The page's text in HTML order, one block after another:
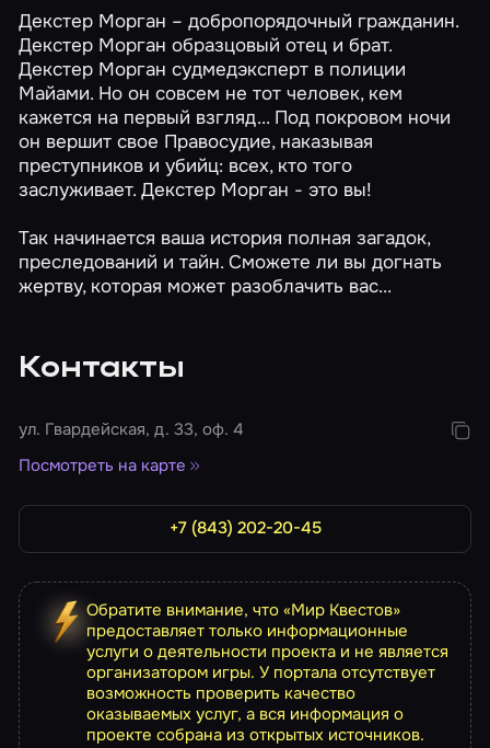
Декстер Морган – добропорядочный гражданин.
Декстер Морган образцовый отец и брат.
Декстер Морган судмедэксперт в полиции
Майами. Но он совсем не тот человек, кем
кажется на первый взгляд... Под покровом ночи
он вершит свое Правосудие, наказывая
преступников и убийц: всех, кто того
заслуживает. Декстер Морган - это вы!
Так начинается ваша история полная загадок,
преследований и тайн. Сможете ли вы догнать
жертву, которая может разоблачить вас...
Контакты
ул. Гвардейская, д. 33, оф. 4
Посмотреть на карте
+7 (843) 202-20-45
Обратите внимание, что «Мир Квестов»
предоставляет только информационные
услуги о деятельности проекта и не является
организатором игры. У портала отсутствует
возможность проверить качество
оказываемых услуг, а вся информация о
проекте собрана из открытых источников.